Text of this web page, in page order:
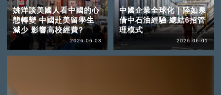
姚洋談美國人看中國的心
態轉變 中國赴美留學生
減少 影響高校經費?
2026-06-03
中國企業全球化｜陸如泉
借中石油經驗 總結6招管
理模式
2026-06-01